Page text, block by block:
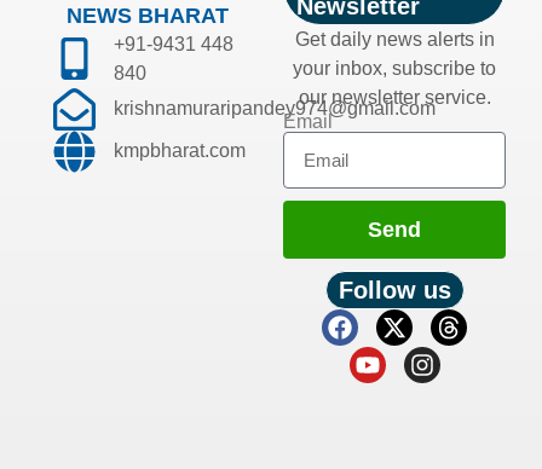
NEWS BHARAT
+91-9431 448
840
krishnamuraripandey974@gmail.com
kmpbharat.com
Newsletter
Get daily news alerts in
your inbox, subscribe to
our newsletter service.
Email
Send
Follow us